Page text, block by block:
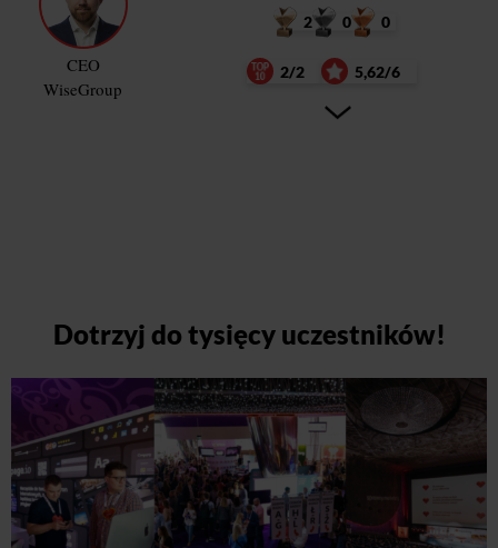
CEO
WiseGroup
2 0 0
2/2 5,62/6
Dotrzyj do tysięcy uczestników!